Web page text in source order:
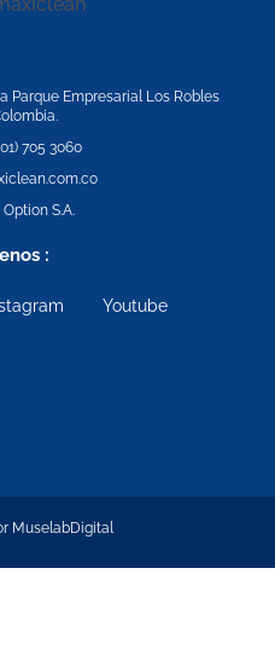
Parque Empresarial Los Robles
705 3060
S.A.
:
Youtube
MuselabDigital